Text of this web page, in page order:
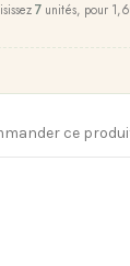
7unités, pour
ce